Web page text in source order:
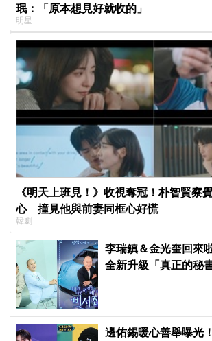
珉：「原本想見好就收的」
明星
《明天上班見！》收視奪冠！朴智賢察
心 撞見他與前妻同框心好慌
韓劇
李瑞鎮＆金光奎回來
全新升級「真正的秘
邊佑錫暖心善舉曝光